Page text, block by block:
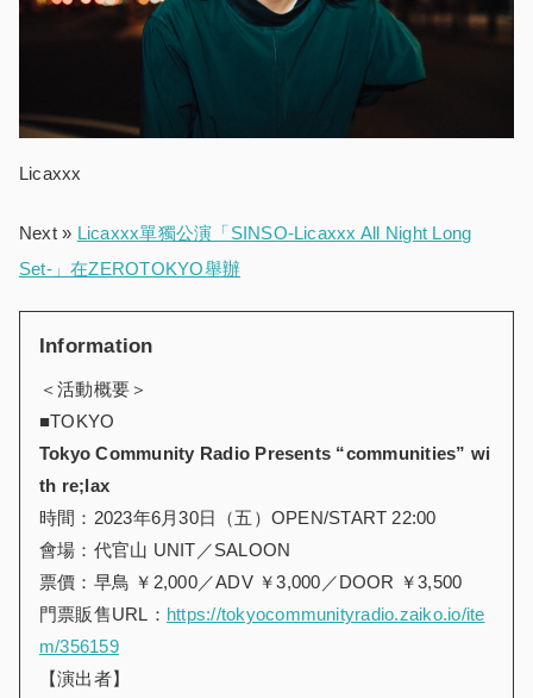
Licaxxx
Next » Licaxxx單獨公演「SINSO-Licaxxx All Night Long
Set-」在ZEROTOKYO舉辦
Information
＜活動概要＞
■TOKYO
Tokyo Community Radio Presents “communities” wi
th re;lax
時間：2023年6月30日（五）OPEN/START 22:00
會場：代官山 UNIT／SALOON
票價：早鳥 ￥2,000／ADV ￥3,000／DOOR ￥3,500
門票販售URL： https://tokyocommunityradio.zaiko.io/ite
m/356159
【演出者】